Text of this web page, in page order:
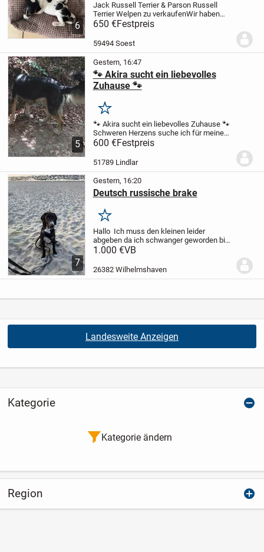
6
Jack Russell Terrier & Parson Russell
Terrier Welpen zu verkaufenWir haben
vier liebevolle Jack Russell Terrier /
Parson Russell Terrier Welpen
abzugeben, geboren am 20.06.2026.
650 €Festpreis
59494 Soest
5
Gestern, 16:47
🐾 Akira sucht ein liebevolles
Zuhause 🐾
Merken
🐾 Akira sucht ein liebevolles Zuhause 🐾
Schweren Herzens suche ich für meine
zweijährige kasachische Schäferhund-
Mischlingshündin Akira ein neues,
liebevolles Zuhause.
24.10.2024...
600 €Festpreis
51789 Lindlar
7
Gestern, 16:20
Deutsch russische brake
Merken
Hallo Ich muss den kleinen leider
abgeben da ich schwanger geworden bin
und es mir ehrlich gesagt zu viel wird
keine vorwürfe er kommt halt überhaupt
nicht...
1.000 €VB
26382 Wilhelmshaven
Landesweite Anzeigen
Kategorie
Kategorie ändern
Region